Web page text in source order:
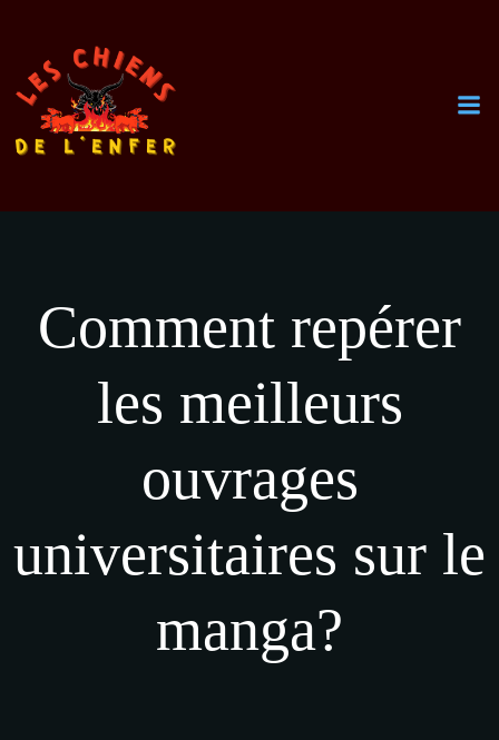
Comment repérer
les meilleurs
ouvrages
universitaires sur le
manga?